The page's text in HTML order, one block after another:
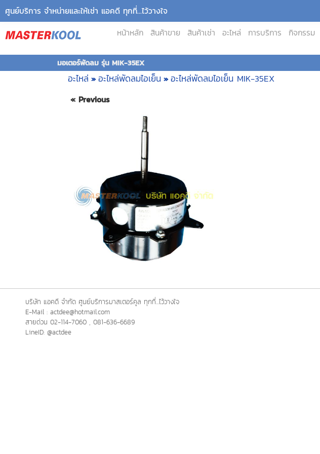
ศูนย์บริการ จำหน่ายและให้เช่า แอคดี ทุกที่...ไว้วางใจ
หน้าหลัก
สินค้าขาย สินค้าเช่า อะไหล่ การบริการ กิจกรรม
มอเตอร์พัดลม รุ่น MIK-35EX
อะไหล่ »อะไหล่พัดลมไอเย็น »อะไหล่พัดลมไอเย็น MIK-35EX
« Previous
บริษัท แอคดี จำกัด ศูนย์บริการมาสเตอร์คูล ทุกที่...ไว้วางใจ
E-Mail : actdee@hotmail.com
สายด่วน 02-114-7060 , 081-636-6689
LineID: @actdee